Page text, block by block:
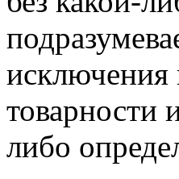
исключения
товарности
либо